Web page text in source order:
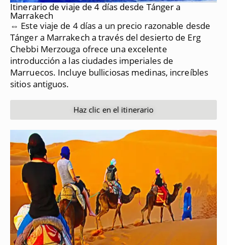
Itinerario de viaje de 4 días desde Tánger a
Marrakech
⇔ Este viaje de 4 días a un precio razonable desde
Tánger a Marrakech a través del desierto de Erg
Chebbi Merzouga ofrece una excelente
introducción a las ciudades imperiales de
Marruecos. Incluye bulliciosas medinas, increíbles
sitios antiguos.
Haz clic en el itinerario